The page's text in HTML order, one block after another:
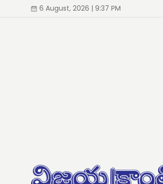
6 August, 2026 | 9:37 PM